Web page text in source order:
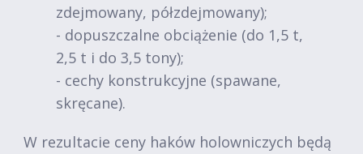
zdejmowany, półzdejmowany);
- dopuszczalne obciążenie (do 1,5 t,
2,5 t i do 3,5 tony);
- cechy konstrukcyjne (spawane,
skręcane).
W rezultacie ceny haków holowniczych będą